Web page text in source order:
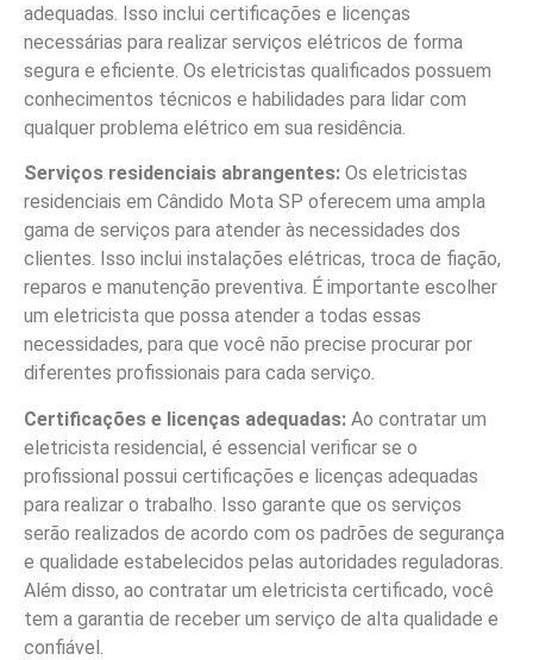
adequadas. Isso inclui certificações e licenças
necessárias para realizar serviços elétricos de forma
segura e eficiente. Os eletricistas qualificados possuem
conhecimentos técnicos e habilidades para lidar com
qualquer problema elétrico em sua residência.
Serviços residenciais abrangentes: Os eletricistas
residenciais em Cândido Mota SP oferecem uma ampla
gama de serviços para atender às necessidades dos
clientes. Isso inclui instalações elétricas, troca de fiação,
reparos e manutenção preventiva. É importante escolher
um eletricista que possa atender a todas essas
necessidades, para que você não precise procurar por
diferentes profissionais para cada serviço.
Certificações e licenças adequadas: Ao contratar um
eletricista residencial, é essencial verificar se o
profissional possui certificações e licenças adequadas
para realizar o trabalho. Isso garante que os serviços
serão realizados de acordo com os padrões de segurança
e qualidade estabelecidos pelas autoridades reguladoras.
Além disso, ao contratar um eletricista certificado, você
tem a garantia de receber um serviço de alta qualidade e
confiável.